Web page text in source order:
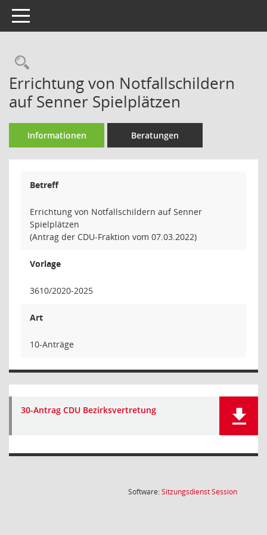
Toggle navigation
Rechercheauswahl
Errichtung von Notfallschildern
auf Senner Spielplätzen
Informationen Beratungen
Betreff
Errichtung von Notfallschildern auf Senner
Spielplätzen
(Antrag der CDU-Fraktion vom 07.03.2022)
Vorlage
3610/2020-2025
Art
10-Anträge
30-Antrag CDU Bezirksvertretung
Software:SitzungsdienstSession(Wird in